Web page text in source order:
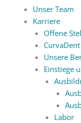
Unser Team
Karriere
Offene
Unsere
Einstiege
Labor